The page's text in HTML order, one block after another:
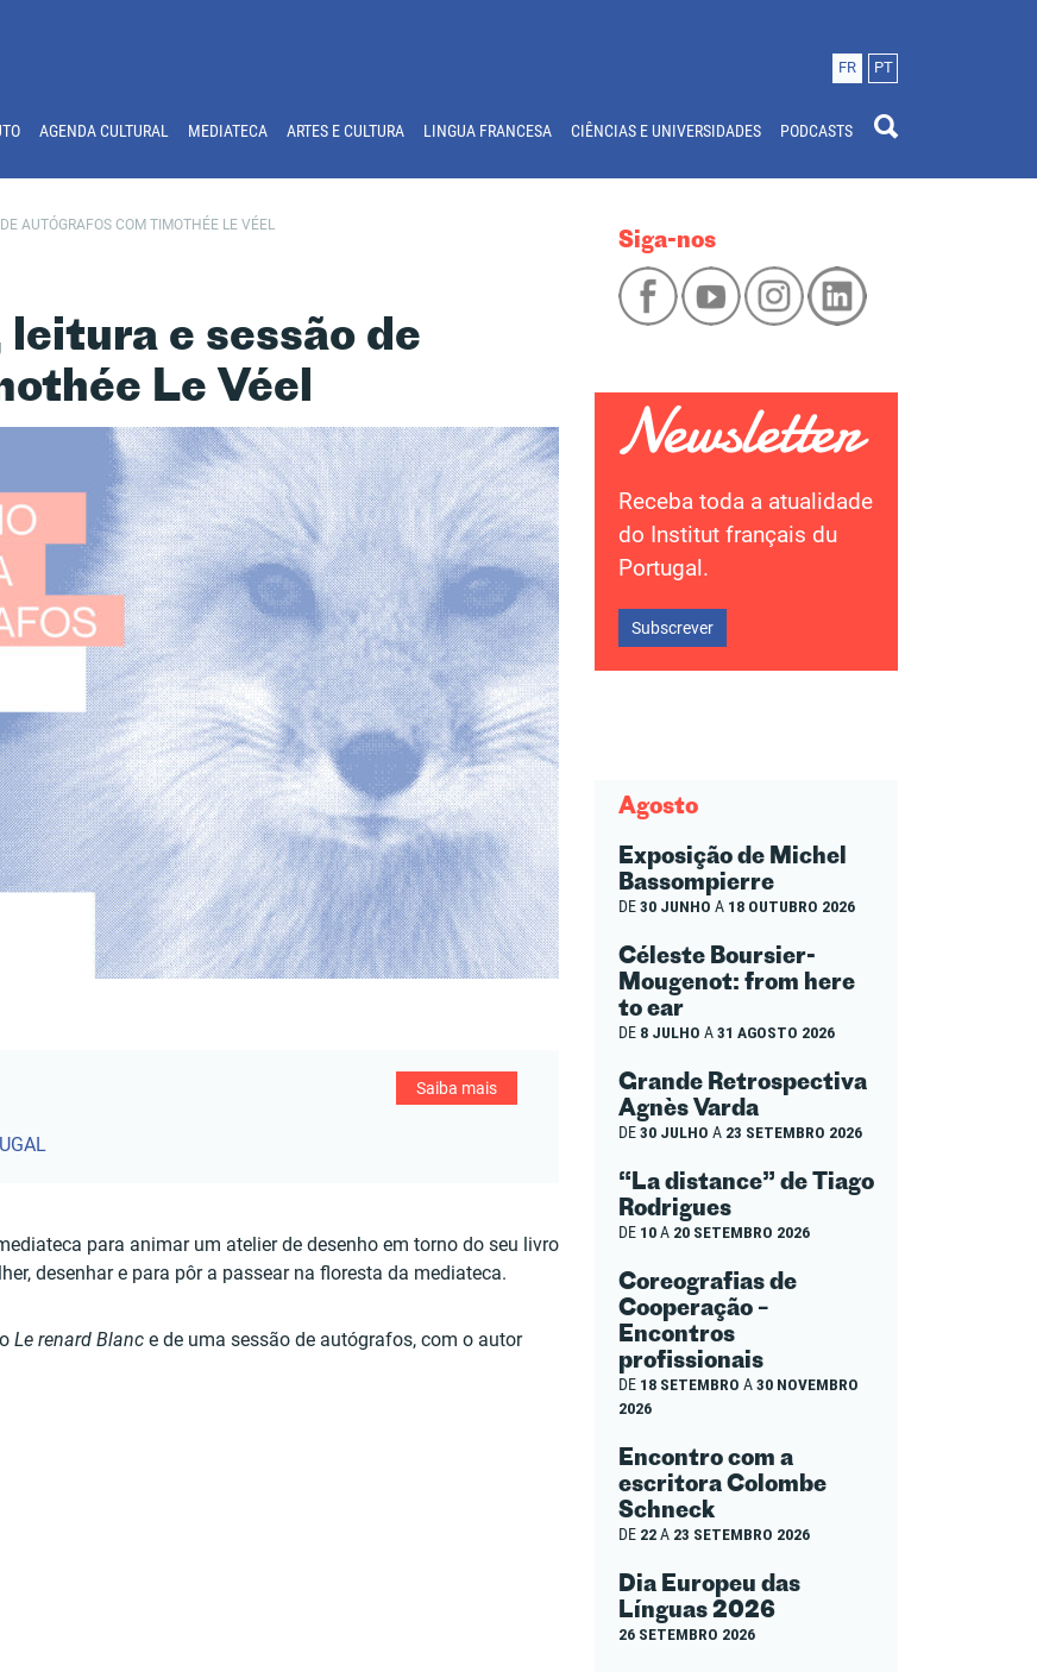
FR PT
AGENDA CULTURAL MEDIATECA ARTES E CULTURA LINGUA FRANCESA CIÊNCIAS E UNIVERSIDADES PODCASTS
AUTÓGRAFOS COM TIMOTHÉE LE VÉEL
e sessão de
Le Véel
Saiba mais
para animar um atelier de desenho em torno do seu livro
desenhar e para pôr a passear na floresta da mediateca.
Le renard Blanc e de uma sessão de autógrafos, com o autor
Siga-nos
Receba toda a atualidade
do Institut français du
Portugal.
Subscrever
Agosto
Exposição de Michel
Bassompierre
DE30 JUNHO A 18 OUTUBRO 2026
Céleste Boursier-
Mougenot: from here
to ear
DE 8 JULHO A31 AGOSTO 2026
Grande Retrospectiva
Agnès Varda
DE30 JULHO A 23 SETEMBRO 2026
“La distance” de Tiago
Rodrigues
DE 10A 20 SETEMBRO 2026
Coreografias de
Cooperação –
Encontros
profissionais
DE 18 SETEMBRO A30 NOVEMBRO
2026
Encontro com a
escritora Colombe
Schneck
DE 22A 23 SETEMBRO 2026
Dia Europeu das
Línguas 2026
26 SETEMBRO 2026